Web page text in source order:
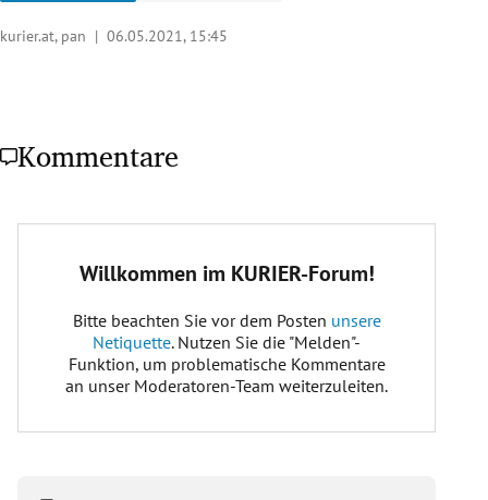
kurier.at, pan | 06.05.2021, 15:45
Kommentare